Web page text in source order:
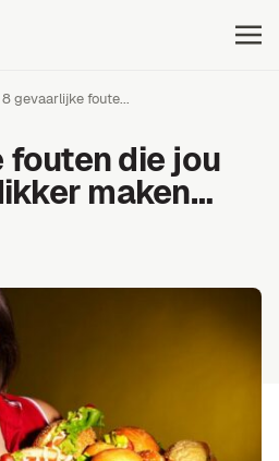
8 gevaarlijke foute...
fouten die jou
maken…